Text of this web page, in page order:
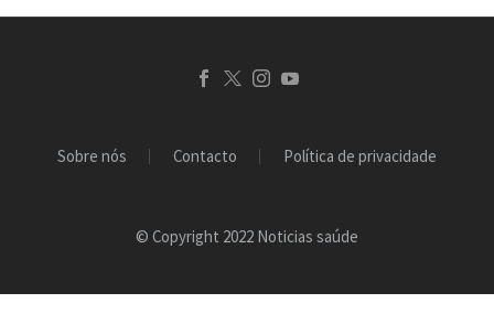
Sobre nós Contacto Política de privacidade
© Copyright 2022 Noticias saúde